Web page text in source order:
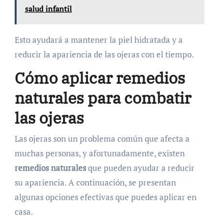
salud infantil
Esto ayudará a mantener la piel hidratada y a
reducir la apariencia de las ojeras con el tiempo.
Cómo aplicar remedios
naturales para combatir
las ojeras
Las ojeras son un problema común que afecta a
muchas personas, y afortunadamente, existen
remedios naturalesque pueden ayudar a reducir
su apariencia. A continuación, se presentan
algunas opciones efectivas que puedes aplicar en
casa.